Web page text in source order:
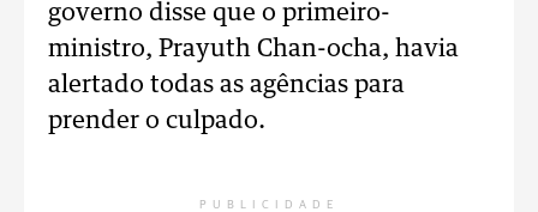
governo disse que o primeiro-
ministro, Prayuth Chan-ocha, havia
alertado todas as agências para
prender o culpado.
PUBLICIDADE